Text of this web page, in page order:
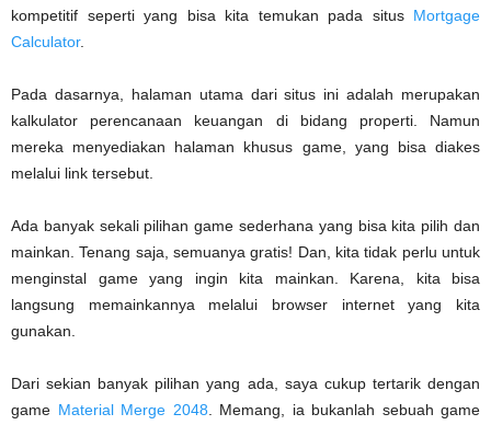
kompetitif seperti yang bisa kita temukan pada situs Mortgage
Calculator.
Pada dasarnya, halaman utama dari situs ini adalah merupakan
kalkulator perencanaan keuangan di bidang properti. Namun
mereka menyediakan halaman khusus game, yang bisa diakes
melalui link tersebut.
Ada banyak sekali pilihan game sederhana yang bisa kita pilih dan
mainkan. Tenang saja, semuanya gratis! Dan, kita tidak perlu untuk
menginstal game yang ingin kita mainkan. Karena, kita bisa
langsung memainkannya melalui browser internet yang kita
gunakan.
Dari sekian banyak pilihan yang ada, saya cukup tertarik dengan
game Material Merge 2048. Memang, ia bukanlah sebuah game